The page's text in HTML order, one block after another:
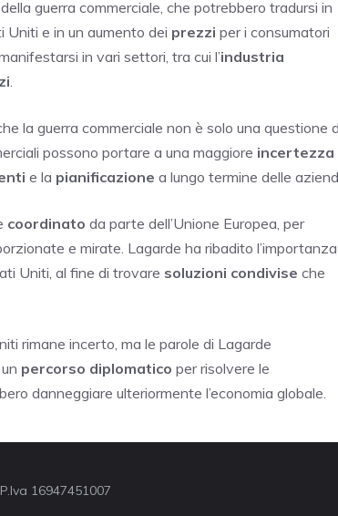
della guerra commerciale, che potrebbero tradursi in
Uniti e in un aumento dei prezzi per i consumatori
in vari settori, tra cui l’industria
la guerra commerciale non è solo una questione
possono portare a una maggiore incertezza
e la pianificazione a lungo termine delle
coordinato da parte dell’Unione Europea, per
e mirate. Lagarde ha ribadito l’importanza
Uniti, al fine di trovare soluzioni condivise che
rimane incerto, ma le parole di Lagarde
percorso diplomatico per risolvere le
danneggiare ulteriormente l’economia globale.
16947451007